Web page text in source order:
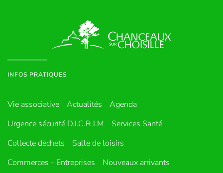
INFOS PRATIQUES
Vie associative Actualités
Agenda
Urgence sécurité D.I.C.R.I.M
Services Santé
Collecte déchets
Salle de loisirs
Commerces - Entreprises
Nouveaux arrivants